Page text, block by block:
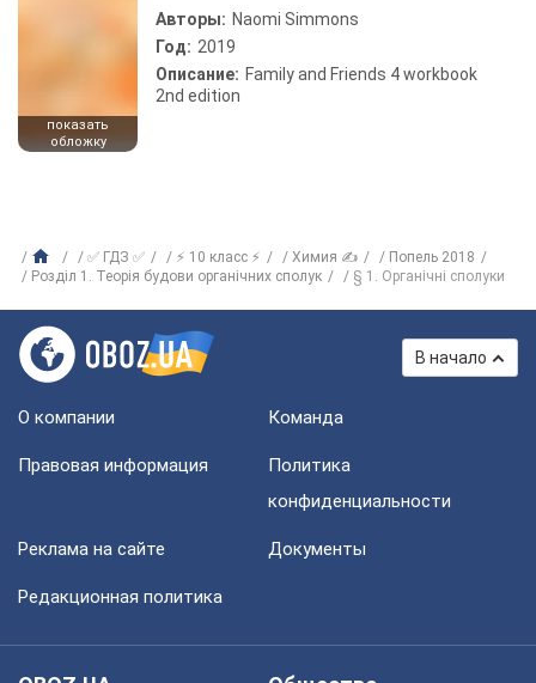
показать
обложку
Авторы: Naomi Simmons
Год: 2019
Описание: Family and Friends 4 workbook
2nd edition
✅ ГДЗ ✅ ⚡ 10 класс ⚡ Химия ✍
Попель 2018
Розділ 1. Теорія будови органічних сполук
§ 1. Органічні сполуки
В начало
О компании Команда
Правовая информация
Политика
конфиденциальности
Реклама на сайте Документы
Редакционная политика